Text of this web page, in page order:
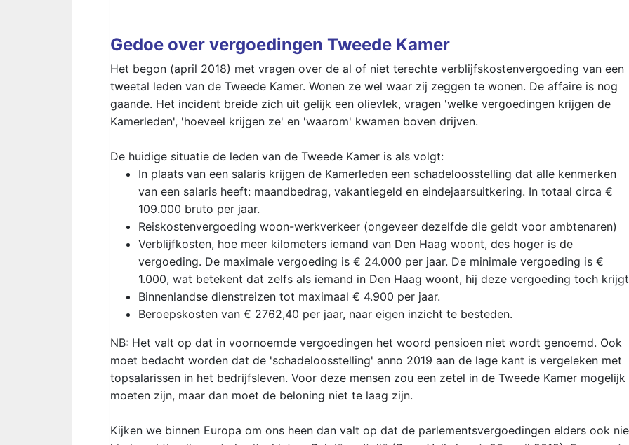
Gedoe over vergoedingen Tweede Kamer
Het begon (april 2018) met vragen over de al of niet terechte verblijfskostenvergoeding van een
tweetal leden van de Tweede Kamer. Wonen ze wel waar zij zeggen te wonen. De affaire is nog
gaande. Het incident breide zich uit gelijk een olievlek, vragen 'welke vergoedingen krijgen de
Kamerleden', 'hoeveel krijgen ze' en 'waarom' kwamen boven drijven.
De huidige situatie de leden van de Tweede Kamer is als volgt:
In plaats van een salaris krijgen de Kamerleden een schadeloosstelling dat alle kenmerken
van een salaris heeft: maandbedrag, vakantiegeld en eindejaarsuitkering. In totaal circa €
109.000 bruto per jaar.
Reiskostenvergoeding woon-werkverkeer (ongeveer dezelfde die geldt voor ambtenaren)
Verblijfkosten, hoe meer kilometers iemand van Den Haag woont, des hoger is de
vergoeding. De maximale vergoeding is € 24.000 per jaar. De minimale vergoeding is €
1.000, wat betekent dat zelfs als iemand in Den Haag woont, hij deze vergoeding toch
Binnenlandse dienstreizen tot maximaal € 4.900 per jaar.
Beroepskosten van € 2762,40 per jaar, naar eigen inzicht te besteden.
NB: Het valt op dat in voornoemde vergoedingen het woord pensioen niet wordt genoemd. Ook
moet bedacht worden dat de 'schadeloosstelling' anno 2019 aan de lage kant is vergeleken met
topsalarissen in het bedrijfsleven. Voor deze mensen zou een zetel in de Tweede Kamer mogelijk
moeten zijn, maar dan moet de beloning niet te laag zijn.
Kijken we binnen Europa om ons heen dan valt op dat de parlementsvergoedingen elders ook